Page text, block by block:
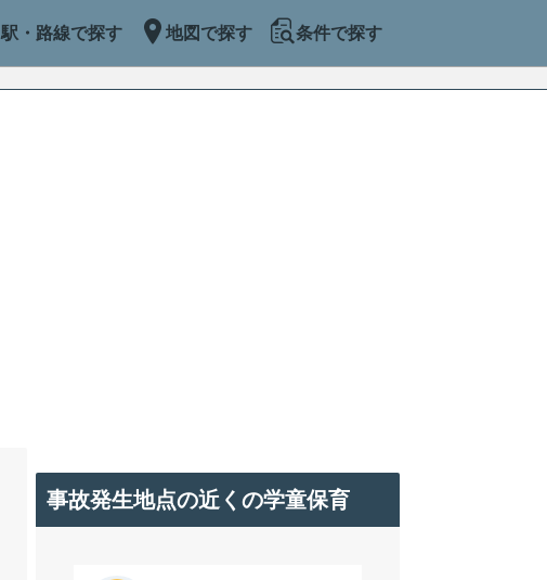
駅・路線で探す 地図で探す 条件で探す
事故発生地点の近くの学童保育